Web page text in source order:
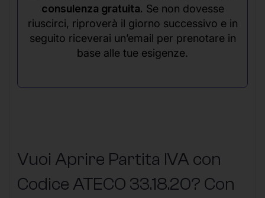
consulenza gratuita. Se non dovesse
riuscirci, riproverà il giorno successivo e in
seguito riceverai un’email per prenotare in
base alle tue esigenze.
Vuoi Aprire Partita IVA con
Codice ATECO 33.18.20? Con